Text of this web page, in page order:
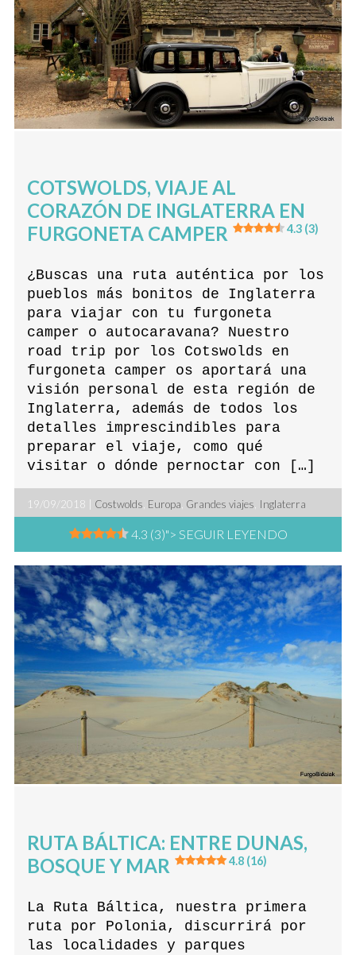
COTSWOLDS, VIAJE AL
CORAZÓN DE INGLATERRA EN
FURGONETA CAMPER
4.3 (3)
¿Buscas una ruta auténtica por los
pueblos más bonitos de Inglaterra
para viajar con tu furgoneta
camper o autocaravana? Nuestro
road trip por los Cotswolds en
furgoneta camper os aportará una
visión personal de esta región de
Inglaterra, además de todos los
detalles imprescindibles para
preparar el viaje, como qué
visitar o dónde pernoctar con […]
19/09/2018 | Costwolds Europa Grandes viajes Inglaterra
4.3 (3)"> SEGUIR LEYENDO
RUTA BÁLTICA: ENTRE DUNAS,
BOSQUE Y MAR
4.8 (16)
La Ruta Báltica, nuestra primera
ruta por Polonia, discurrirá por
las localidades y parques